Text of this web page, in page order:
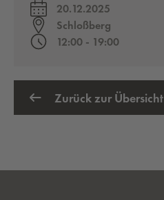
20.12.2025
Schloßberg
12:00 - 19:00
Zurück zur Übersicht